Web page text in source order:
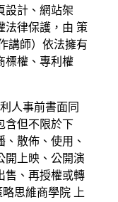
設計、網站架
法律保護，由 策
講師）依法擁有
標權、專利權
人事前書面同
含但不限於下
散佈、使用、
開上映、公開演
售、再授權或轉
思維商學院 上